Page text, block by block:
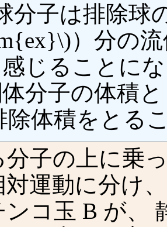
分子は排除球
）分の
じることに
分子の体積
除体積をとる
分子の上に乗
対運動に分け
ンコ玉 B が、